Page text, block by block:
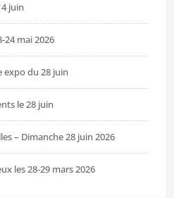
juin
24 mai 2026
expo du 28 juin
le 28 juin
– Dimanche 28 juin 2026
les 28-29 mars 2026